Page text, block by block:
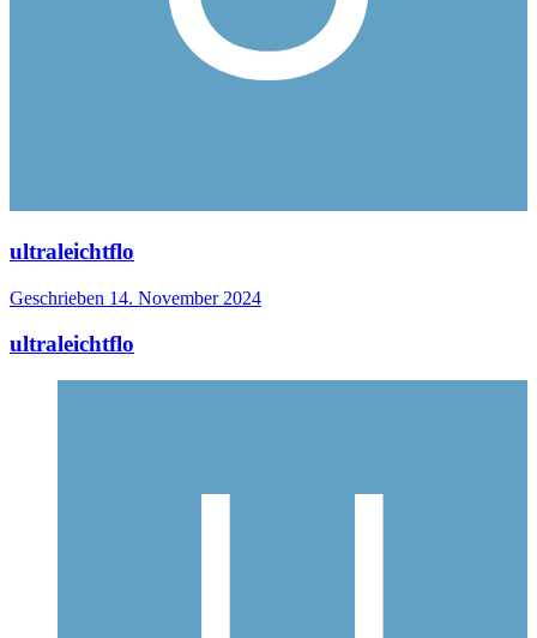
ultraleichtflo
Geschrieben 14. November 2024
ultraleichtflo